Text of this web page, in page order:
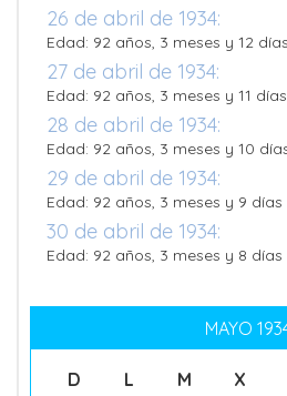
26 de abril de 1934:
Edad: 92 años, 3 meses y 12 días
27 de abril de 1934:
Edad: 92 años, 3 meses y 11 días
28 de abril de 1934:
Edad: 92 años, 3 meses y 10
29 de abril de 1934:
Edad: 92 años, 3 meses y 9 días
30 de abril de 1934:
Edad: 92 años, 3 meses y 8 días
MAYO
D L M X